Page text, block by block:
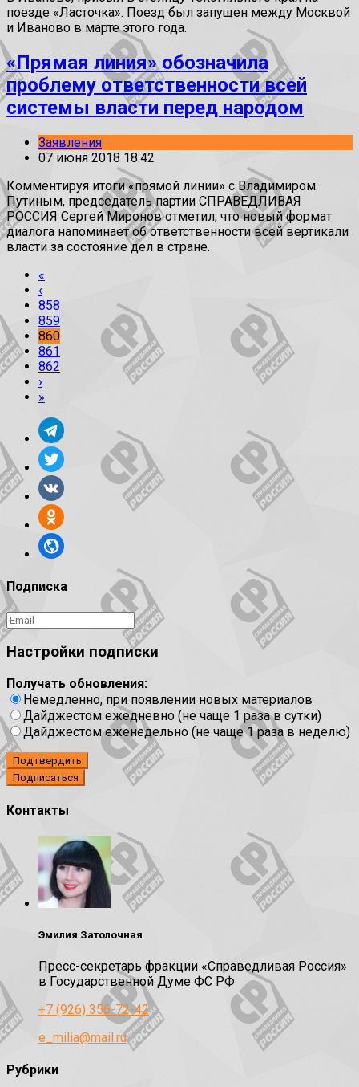
поезде «Ласточка». Поезд был запущен между Москвой
и Иваново в марте этого года.
«Прямая линия» обозначила
проблему ответственности всей
системы власти перед народом
Заявления
07 июня 2018 18:42
Комментируя итоги «прямой линии» с Владимиром
Путиным, председатель партии СПРАВЕДЛИВАЯ
РОССИЯ Сергей Миронов отметил, что новый формат
диалога напоминает об ответственности всей вертикали
власти за состояние дел в стране.
«
‹
858
859
860
861
862
›
»
Подписка
Настройки подписки
Получать обновления:
Немедленно, при появлении новых материалов
Дайджестом ежедневно (не чаще 1 раза в сутки)
Дайджестом еженедельно (не чаще 1 раза в неделю)
Подтвердить
Контакты
Эмилия Затолочная
Пресс-секретарь фракции «Справедливая Россия»
в Государственной Думе ФС РФ
+7 (926) 356-72-42
e_milia@mail.ru
Рубрики